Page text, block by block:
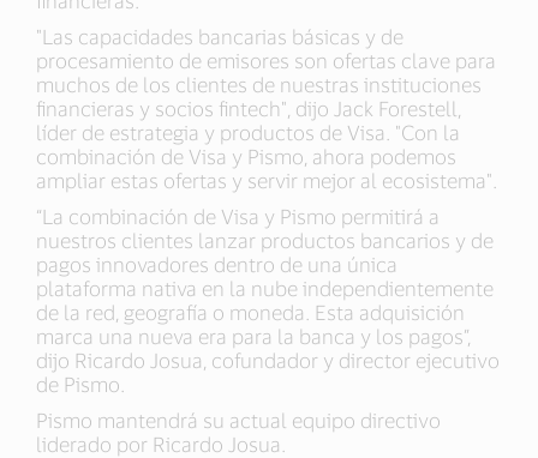
"Las capacidades bancarias básicas y de
procesamiento de emisores son ofertas clave para
muchos de los clientes de nuestras instituciones
financieras y socios fintech", dijo Jack Forestell,
líder de estrategia y productos de Visa. "Con la
combinación de Visa y Pismo, ahora podemos
ampliar estas ofertas y servir mejor al ecosistema".
“La combinación de Visa y Pismo permitirá a
nuestros clientes lanzar productos bancarios y de
pagos innovadores dentro de una única
plataforma nativa en la nube independientemente
de la red, geografía o moneda. Esta adquisición
marca una nueva era para la banca y los pagos”,
dijo Ricardo Josua, cofundador y director ejecutivo
de Pismo.
Pismo mantendrá su actual equipo directivo
liderado por Ricardo Josua.